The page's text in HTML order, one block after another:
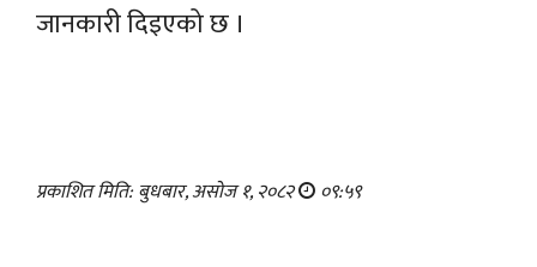
जानकारी दिइएको छ ।
प्रकाशित मिति: बुधबार, असोज १, २०८२ ०९:५९